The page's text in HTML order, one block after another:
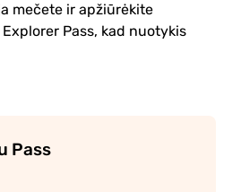
Italian
mečete ir apžiūrėkite
Pass, kad nuotykis
Pass